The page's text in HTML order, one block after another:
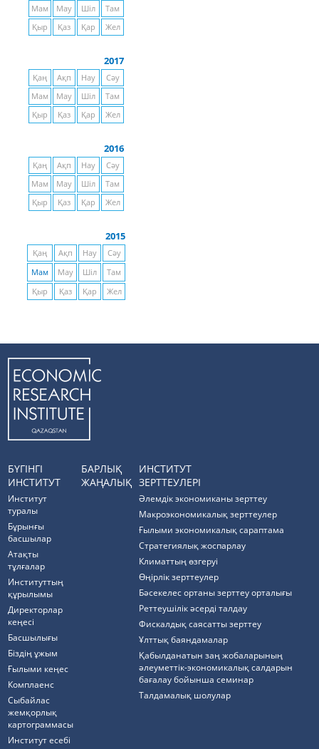
Мам
Мау Шіл
Там
Қыр
Қаз Қар Жел
2017
Қаң Ақп Нау
Сәу
Мам
Мау Шіл
Там
Қыр
Қаз Қар Жел
2016
Қаң Ақп Нау
Сәу
Мам
Мау Шіл
Там
Қыр
Қаз Қар Жел
2015
Қаң Ақп Нау
Сәу
Мам
Мау Шіл
Там
Қыр
Қаз Қар Жел
БҮГІНГІ
ИНСТИТУТ
Институт
туралы
Бұрынғы
басшылар
Атақты
тұлғалар
Институттың
құрылымы
Директорлар
кеңесі
Басшылығы
Біздің ұжым
Ғылыми кеңес
Комплаенс
Cыбайлас
жемқорлық
картограммасы
Институт есебі
БАРЛЫҚ
ЖАҢАЛЫҚ
ИНСТИТУТ
ЗЕРТТЕУЛЕРІ
Әлемдік экономиканы зерттеу
Макроэкономикалық зерттеулер
Ғылыми экономикалық сараптама
Стратегиялық жоспарлау
Климаттың өзгеруі
Өңірлік зерттеулер
Бәсекелес ортаны зерттеу орталығы
Реттеушілік әсерді талдау
Фискалдық саясатты зерттеу
Ұлттық баяндамалар
Қабылданатын заң жобаларының
әлеуметтік-экономикалық салдарын
бағалау бойынша семинар
Талдамалық шолулар